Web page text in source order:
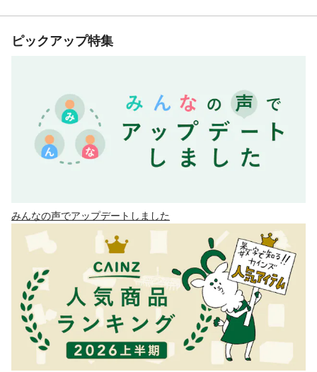
ピックアップ特集
みんなの声でアップデートしました